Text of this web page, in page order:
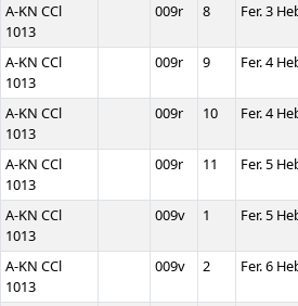
A-KN CCl
1013
009r 8 Fer. 3
A-KN CCl
1013
009r 9 Fer. 4
A-KN CCl
1013
009r 10 Fer. 4
A-KN CCl
1013
009r 11 Fer. 5
A-KN CCl
1013
009v 1 Fer. 5
A-KN CCl
1013
009v 2 Fer. 6